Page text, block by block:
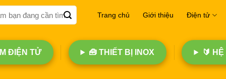
Trang chủ Giới thiệu Điện tử
ĐIỆN TỬ 🧰 THIẾT BỊ INOX 🔰